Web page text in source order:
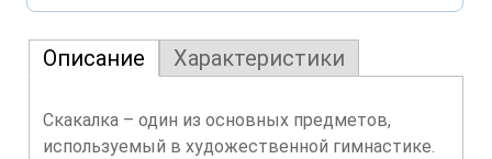
Описание Характеристики
Скакалка – один из основных предметов,
используемый в художественной гимнастике.